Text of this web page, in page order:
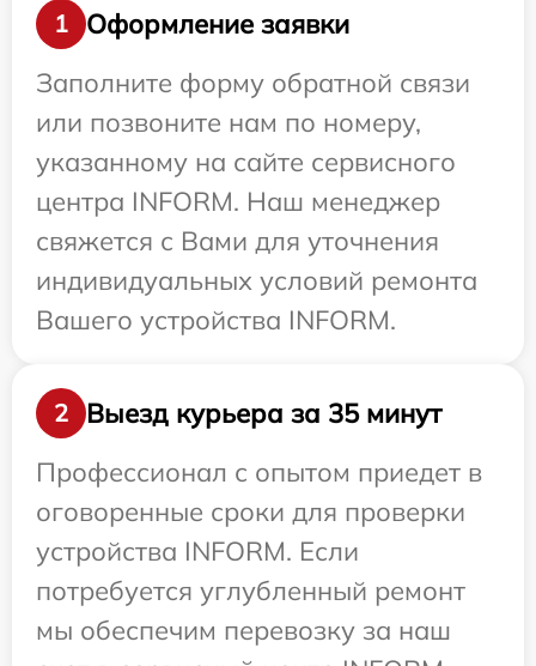
1
Оформление заявки
Заполните форму обратной связи
или позвоните нам по номеру,
указанному на сайте сервисного
центра INFORM. Наш менеджер
свяжется с Вами для уточнения
индивидуальных условий ремонта
Вашего устройства INFORM.
2
Выезд курьера за 35 минут
Профессионал с опытом приедет в
оговоренные сроки для проверки
устройства INFORM. Если
потребуется углубленный ремонт
мы обеспечим перевозку за наш